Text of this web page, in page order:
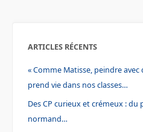
ARTICLES RÉCENTS
« Comme Matisse, peindre avec
prend vie dans nos classes…
Des CP curieux et crémeux : du
normand…